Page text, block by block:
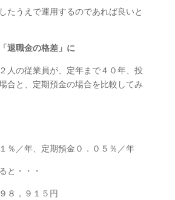
たうえで運用するのであれば良いと
退職金の格差」に
人の従業員が、定年まで４０年、投
合と、定期預金の場合を比較してみ
％／年、定期預金０．０５％／年
と・・・
８，９１５円